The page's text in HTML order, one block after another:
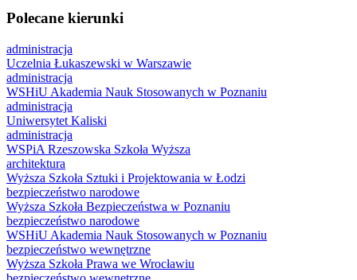
Polecane kierunki
administracja
Uczelnia Łukaszewski w Warszawie
administracja
WSHiU Akademia Nauk Stosowanych w Poznaniu
administracja
Uniwersytet Kaliski
administracja
WSPiA Rzeszowska Szkoła Wyższa
architektura
Wyższa Szkoła Sztuki i Projektowania w Łodzi
bezpieczeństwo narodowe
Wyższa Szkoła Bezpieczeństwa w Poznaniu
bezpieczeństwo narodowe
WSHiU Akademia Nauk Stosowanych w Poznaniu
bezpieczeństwo wewnętrzne
Wyższa Szkoła Prawa we Wrocławiu